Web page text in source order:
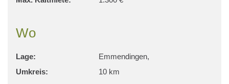
Wo
Lage:
Emmendingen,
Umkreis:
10 km